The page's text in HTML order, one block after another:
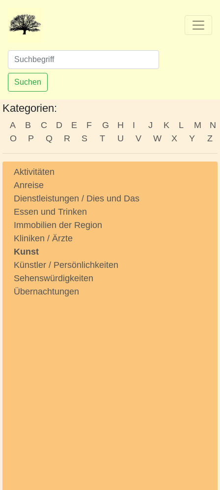
Suchen
Kategorien:
A B C D E F G H I J K L M
N
O
P Q R S T U V W X Y Z
Aktivitäten
Anreise
Dienstleistungen / Dies und Das
Essen und Trinken
Immobilien der Region
Kliniken / Ärzte
Kunst
Künstler / Persönlichkeiten
Sehenswürdigkeiten
Übernachtungen